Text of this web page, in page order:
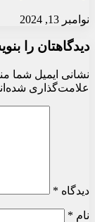
نوامبر 13, 2024
دیدگاهتان را
نشانی ایمیل شما
علامت‌گذاری
دیدگاه *
نام *